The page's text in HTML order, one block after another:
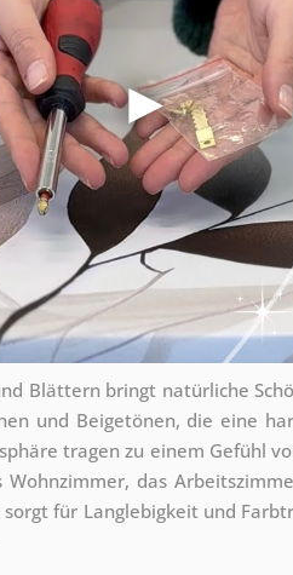
Blättern bringt natürliche
und Beigetönen, die eine
tragen zu einem Gefühl
das
für Langlebigkeit und